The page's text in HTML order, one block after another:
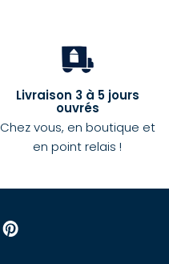
Livraison 3 à 5 jours
ouvrés
Chez vous, en boutique et
en point relais !